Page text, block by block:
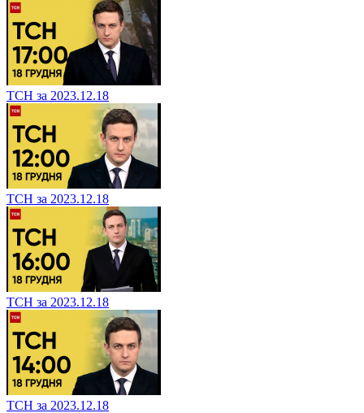
ТСН за 2023.12.18
ТСН за 2023.12.18
ТСН за 2023.12.18
ТСН за 2023.12.18